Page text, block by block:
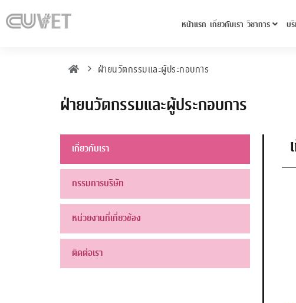
หน้าแรก เกี่ยวกับเรา วิชาการ บ
ฝ่ายนวัตกรรมและผู้ประกอบการ
ฝ่ายนวัตกรรมและผู้ประกอบการ
เกี่ยวกับเรา
กรรมการบริษัท
หน่วยงานที่เกี่ยวข้อง
ติดต่อเรา